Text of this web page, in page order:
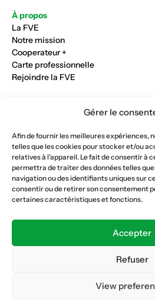
Gérer le
Afin de fournir les meilleures expériences,
telles que les cookies pour stocker et/ou
relatives à l'appareil. Le fait de consentir à
permettra de traiter des données telles
navigation ou des identifiants uniques sur
consentir ou de retirer son consentement
certaines caractéristiques et fonctions.
Accepter
Refuser
View
À propos
La FVE
Notre mission
Cooperateur +
Carte professionnelle
Rejoindre la FVE
Maçonnerie et génie civil
Parqueterie et sols
Menuiserie et bois
Plâtrerie et peinture
Nous suivre
Formation continue
Caisse AVS 66.1